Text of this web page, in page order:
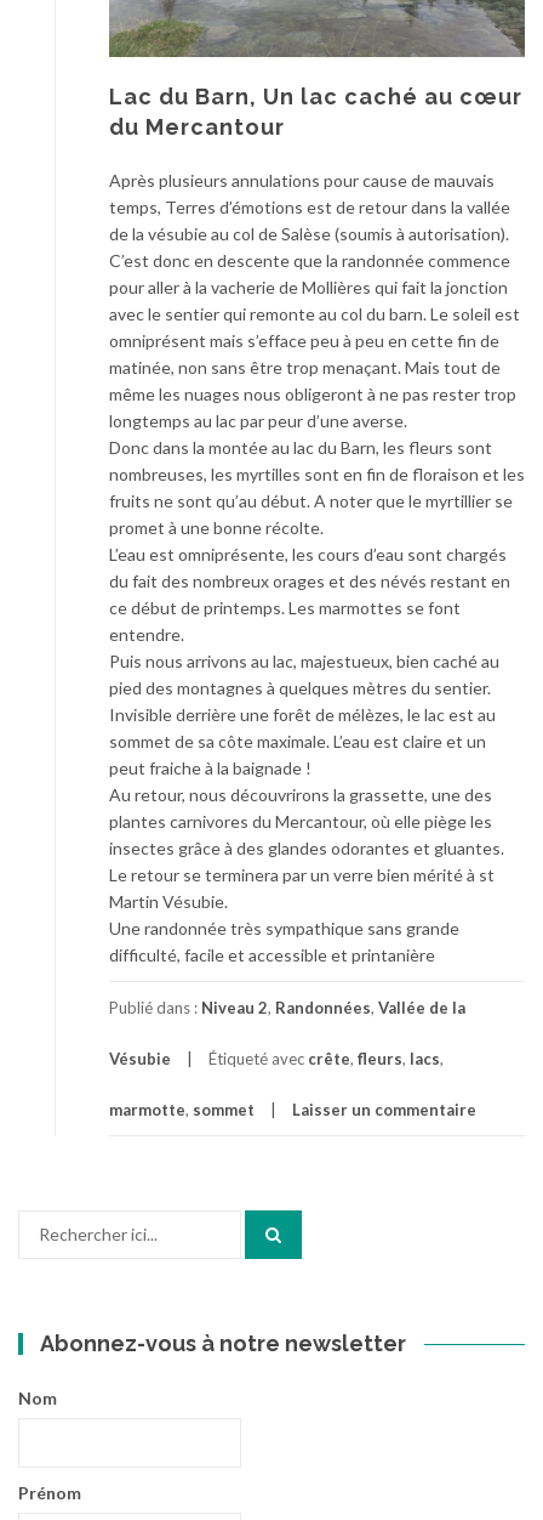
Lac du Barn, Un lac caché au cœur
du Mercantour
Après plusieurs annulations pour cause de mauvais
temps, Terres d’émotions est de retour dans la vallée
de la vésubie au col de Salèse (soumis à autorisation).
C’est donc en descente que la randonnée commence
pour aller à la vacherie de Mollières qui fait la jonction
avec le sentier qui remonte au col du barn. Le soleil est
omniprésent mais s’efface peu à peu en cette fin de
matinée, non sans être trop menaçant. Mais tout de
même les nuages nous obligeront à ne pas rester trop
longtemps au lac par peur d’une averse.
Donc dans la montée au lac du Barn, les fleurs sont
nombreuses, les myrtilles sont en fin de floraison et les
fruits ne sont qu’au début. A noter que le myrtillier se
promet à une bonne récolte.
L’eau est omniprésente, les cours d’eau sont chargés
du fait des nombreux orages et des névés restant en
ce début de printemps. Les marmottes se font
entendre.
Puis nous arrivons au lac, majestueux, bien caché au
pied des montagnes à quelques mètres du sentier.
Invisible derrière une forêt de mélèzes, le lac est au
sommet de sa côte maximale. L’eau est claire et un
peut fraiche à la baignade !
Au retour, nous découvrirons la grassette, une des
plantes carnivores du Mercantour, où elle piège les
insectes grâce à des glandes odorantes et gluantes.
Le retour se terminera par un verre bien mérité à st
Martin Vésubie.
Une randonnée très sympathique sans grande
difficulté, facile et accessible et printanière
Publié dans : Niveau 2, Randonnées, Vallée de la
Vésubie Étiqueté avec crête, fleurs, lacs,
marmotte, sommet Laisser un commentaire
Abonnez-vous à notre newsletter
Nom
Prénom